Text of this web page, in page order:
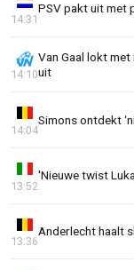
PSV pakt uit met
14:31
Van Gaal lokt
uit
14:10
Simons ontdekt
14:04
'Nieuwe twist
13:52
Anderlecht haalt
13:36